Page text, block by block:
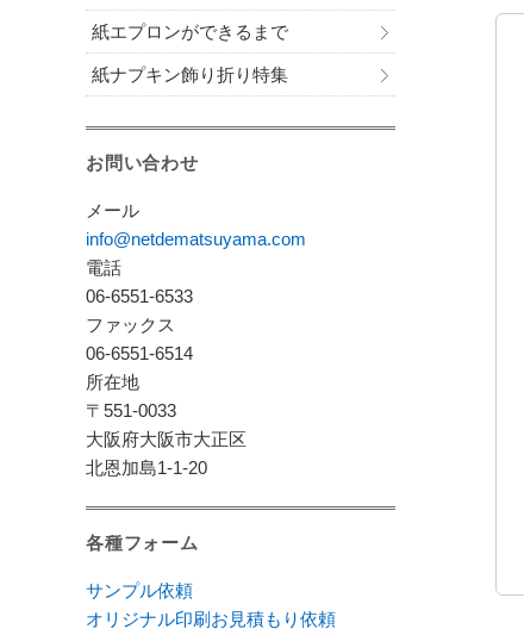
紙エプロンができるまで
紙ナプキン飾り折り特集
お問い合わせ
メール
info@netdematsuyama.com
電話
06-6551-6533
ファックス
06-6551-6514
所在地
〒551-0033
大阪府大阪市大正区
北恩加島1-1-20
各種フォーム
サンプル依頼
オリジナル印刷お見積もり依頼